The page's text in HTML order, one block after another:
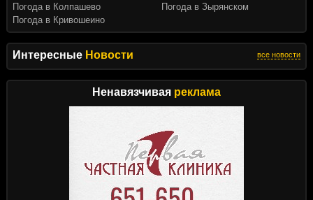
Интересные Новости все новости
Ненавязчивая реклама
Погода в Колпашево
Погода в Кривошеино
Погода в Зырянском